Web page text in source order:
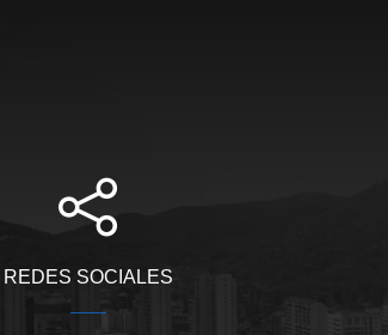
REDES SOCIALES